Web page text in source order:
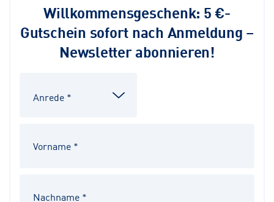
Willkommensgeschenk: 5 €-
Gutschein sofort nach Anmeldung –
Newsletter abonnieren!